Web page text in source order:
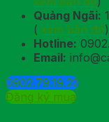
Quảng Ngãi:
( xem bản đồ)
Hotline:
Email:
0902.79.19.22
Đăng ký mua